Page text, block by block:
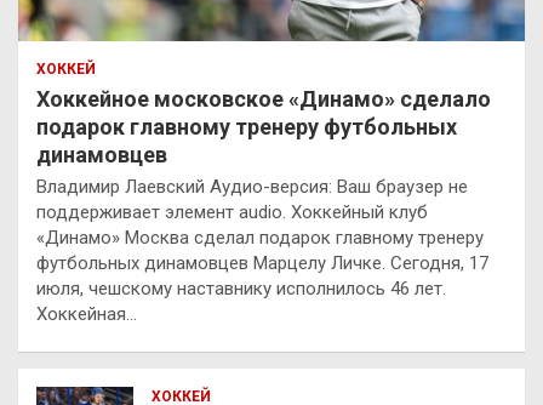
ХОККЕЙ
Хоккейное московское «Динамо» сделало
подарок главному тренеру футбольных
динамовцев
Владимир Лаевский Аудио-версия: Ваш браузер не
поддерживает элемент audio. Хоккейный клуб
«Динамо» Москва сделал подарок главному тренеру
футбольных динамовцев Марцелу Личке. Сегодня, 17
июля, чешскому наставнику исполнилось 46 лет.
Хоккейная…
ХОККЕЙ